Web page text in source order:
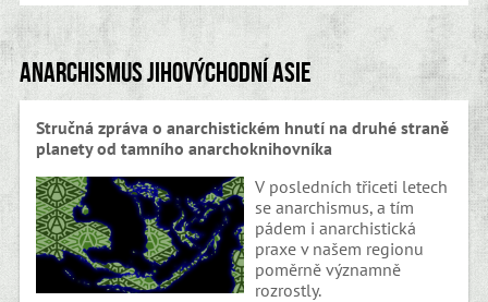
Anarchismus jihovýchodní Asie
Stručná zpráva o anarchistickém hnutí na druhé straně
planety od tamního anarchoknihovníka
V posledních třiceti letech
se anarchismus, a tím
pádem i anarchistická
praxe v našem regionu
poměrně významně
rozrostly.